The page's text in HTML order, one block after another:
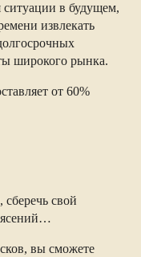
ситуации в будущем,
извлекать
широкого рынка.
от 60%
свой
вы сможете